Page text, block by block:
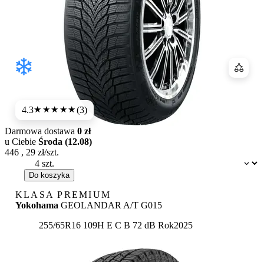
4.3★★★★★(3)
Dostępność:
Darmowa dostawa 0 zł
u Ciebie Środa (12.08)
446 , 29 zł/szt.
Do koszyka
KLASA PREMIUM
Yokohama GEOLANDAR A/T G015
255/65R16 109H Etykieta:
E C B 72 dB Rok2025